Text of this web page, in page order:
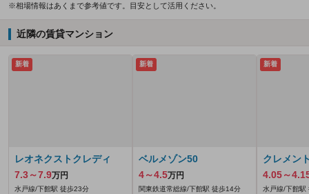
※相場情報はあくまで参考値です。目安として活用ください。
近隣の賃貸マンション
新着
レオネクストクレディ
7.3～7.9万円
水戸線/下館駅 徒歩23分
新着
ベルメゾン50
4～4.5万円
関東鉄道常総線/下館駅 徒歩14分
新着
クレメン
4.05～
水戸線/下館駅